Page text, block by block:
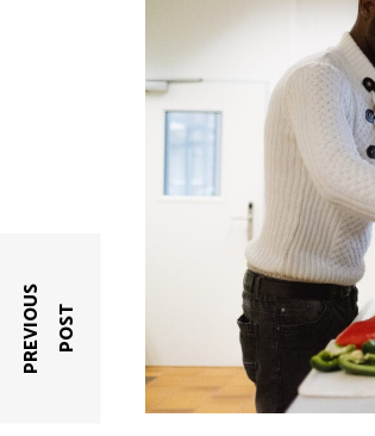
P
R
E
V
I
O
U
S
P
O
S T